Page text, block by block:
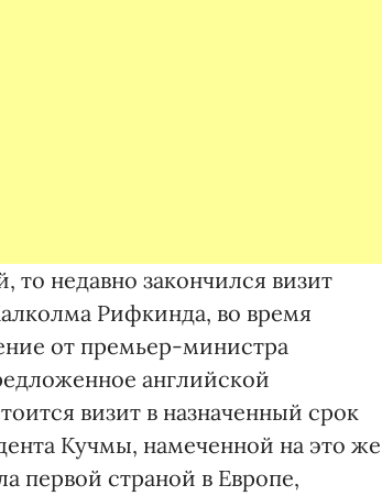
недавно закончился визит
Рифкинда, во время
от премьер-министра
английской
визит в назначенный срок
Кучмы, намеченной на это же
первой страной в Европе,